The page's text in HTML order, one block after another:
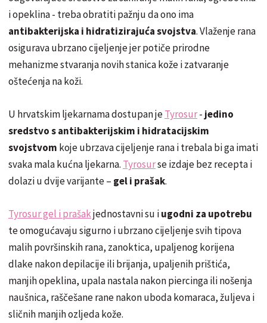
i opeklina - treba obratiti pažnju da ono ima
antibakterijska i hidratizirajuća svojstva. Vlaženje rana
osigurava ubrzano cijeljenje jer potiče prirodne
mehanizme stvaranja novih stanica kože i zatvaranje
oštećenja na koži.
U hrvatskim ljekarnama dostupan jeTyrosur- jedino
sredstvo s antibakterijskim i hidratacijskim
svojstvom koje ubrzava cijeljenje rana i trebala bi ga imati
svaka mala kućna ljekarna. Tyrosurse izdaje bez recepta i
dolazi u dvije varijante – gel i prašak.
Tyrosur gel i prašakjednostavni su iugodni za upotrebu
te omogućavaju sigurno i ubrzano cijeljenje svih tipova
malih površinskih rana, zanoktica, upaljenog korijena
dlake nakon depilacije ili brijanja, upaljenih prištića,
manjih opeklina, upala nastala nakon piercinga ili nošenja
naušnica, raščešane rane nakon uboda komaraca, žuljeva i
sličnih manjih ozljeda kože.